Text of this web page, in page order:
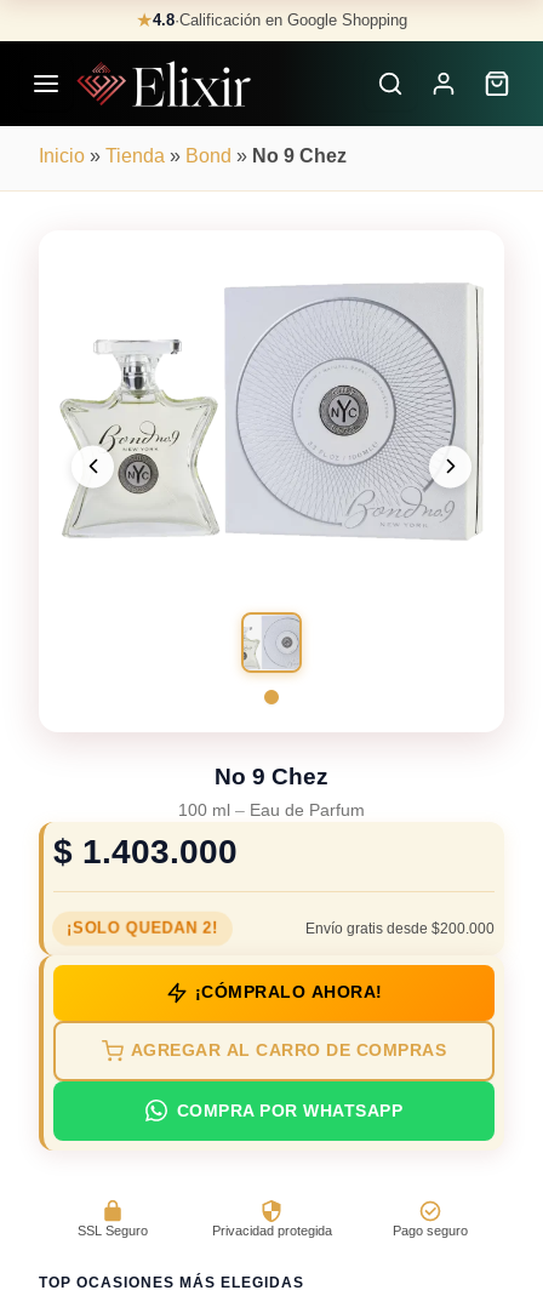
to
content
★4.8·Calificación en Google Shopping
Inicio » Tienda » Bond » No 9 Chez
No 9 Chez
100 ml – Eau de Parfum
$ 1.403.000
¡SOLO QUEDAN 2! Envío gratis desde $200.000
¡CÓMPRALO AHORA!
AGREGAR AL CARRO DE COMPRAS
COMPRA POR WHATSAPP
SSL Seguro Privacidad protegida Pago seguro
TOP OCASIONES MÁS ELEGIDAS